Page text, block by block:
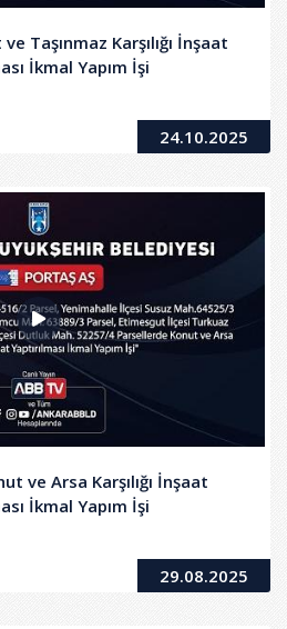
Taşınmaz Karşılığı İnşaat
İkmal Yapım İşi
24.10.2025
ve Arsa Karşılığı İnşaat
İkmal Yapım İşi
29.08.2025